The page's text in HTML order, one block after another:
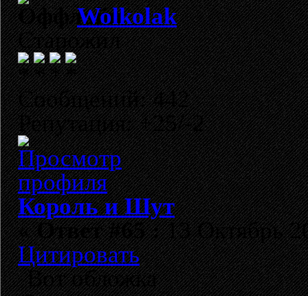
Wolkolak
Старожил
Сообщений: 442
Репутация: +25/-2
Король и Шут
«Ответ #65 :13 Октябрь
Цитировать
Вот обложка